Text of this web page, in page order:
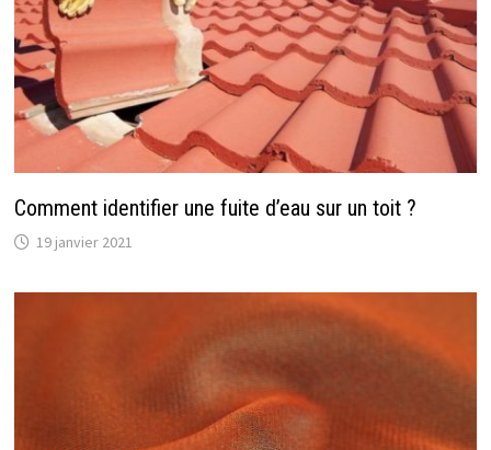
Comment identifier une fuite d’eau sur un toit ?
19 janvier 2021